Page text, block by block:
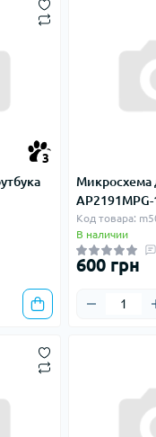
3
Микросхема
AP2191MPG-
Код товара:
В наличии
600 грн